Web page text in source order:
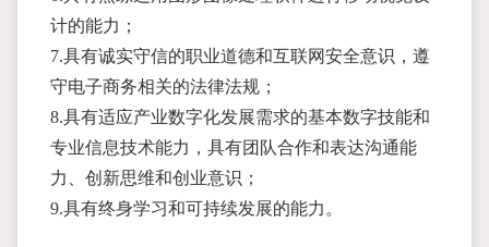
计的能力；
7.具有诚实守信的职业道德和互联网安全意识，遵
守电子商务相关的法律法规；
8.具有适应产业数字化发展需求的基本数字技能和
专业信息技术能力，具有团队合作和表达沟通能
力、创新思维和创业意识；
9.具有终身学习和可持续发展的能力。